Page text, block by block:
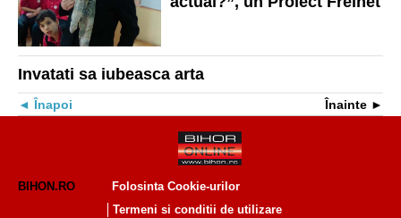
Invatati sa iubeasca arta
Înapoi Înainte
BIHON.RO
Folosinta Cookie-urilor
Termeni si conditii de utilizare